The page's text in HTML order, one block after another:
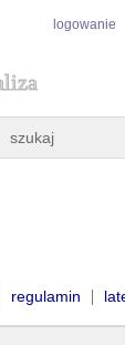
logowanie
szukaj
regulamin |